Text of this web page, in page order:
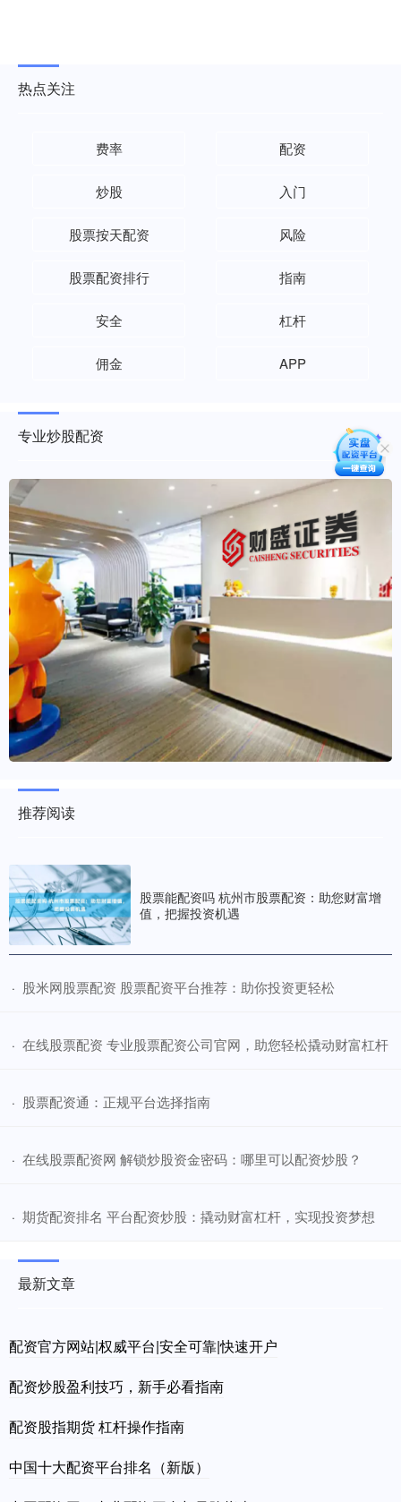
热点关注
费率 配资
炒股 入门
股票按天配资 风险
股票配资排行 指南
安全 杠杆
佣金 APP
专业炒股配资
推荐阅读
股票能配资吗 杭州市股票配资：助您财富增
值，把握投资机遇
· ​股米网股票配资 股票配资平台推荐：助你投资更轻松
· ​在线股票配资 专业股票配资公司官网，助您轻松撬动财富杠杆
· ​股票配资通：正规平台选择指南
· ​在线股票配资网 解锁炒股资金密码：哪里可以配资炒股？
· ​期货配资排名 平台配资炒股：撬动财富杠杆，实现投资梦想
最新文章
配资官方网站|权威平台|安全可靠|快速开户
配资炒股盈利技巧，新手必看指南
配资股指期货 杠杆操作指南
中国十大配资平台排名（新版）